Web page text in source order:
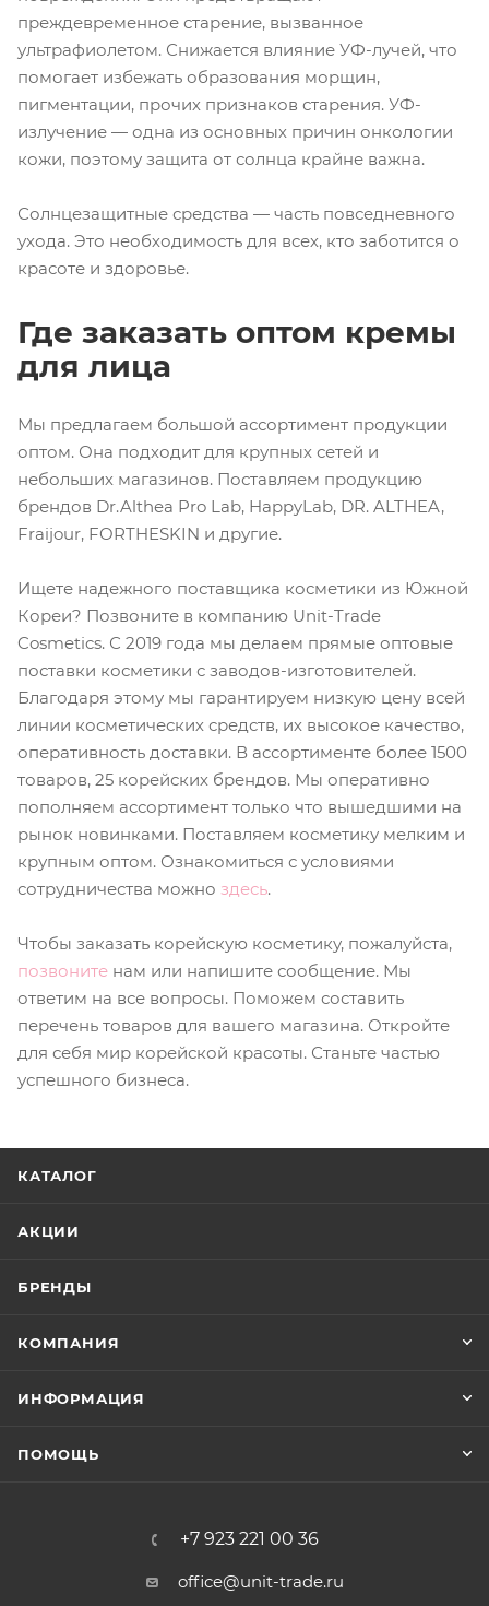
преждевременное старение, вызванное
ультрафиолетом. Снижается влияние УФ-лучей, что
помогает избежать образования морщин,
пигментации, прочих признаков старения. УФ-
излучение — одна из основных причин онкологии
кожи, поэтому защита от солнца крайне важна.
Солнцезащитные средства — часть повседневного
ухода. Это необходимость для всех, кто заботится о
красоте и здоровье.
Где заказать оптом кремы
для лица
Мы предлагаем большой ассортимент продукции
оптом. Она подходит для крупных сетей и
небольших магазинов. Поставляем продукцию
брендов Dr.Althea Pro Lab, HappyLab, DR. ALTHEA,
Fraijour, FORTHESKIN и другие.
Ищете надежного поставщика косметики из Южной
Кореи? Позвоните в компанию Unit-Trade
Cosmetics. С 2019 года мы делаем прямые оптовые
поставки косметики с заводов-изготовителей.
Благодаря этому мы гарантируем низкую цену всей
линии косметических средств, их высокое качество,
оперативность доставки. В ассортименте более 1500
товаров, 25 корейских брендов. Мы оперативно
пополняем ассортимент только что вышедшими на
рынок новинками. Поставляем косметику мелким и
крупным оптом. Ознакомиться с условиями
сотрудничества можно здесь.
Чтобы заказать корейскую косметику, пожалуйста,
позвоните нам или напишите сообщение. Мы
ответим на все вопросы. Поможем составить
перечень товаров для вашего магазина. Откройте
для себя мир корейской красоты. Станьте частью
успешного бизнеса.
КАТАЛОГ
АКЦИИ
БРЕНДЫ
КОМПАНИЯ
ИНФОРМАЦИЯ
ПОМОЩЬ
+7 923 221 00 36
office@unit-trade.ru